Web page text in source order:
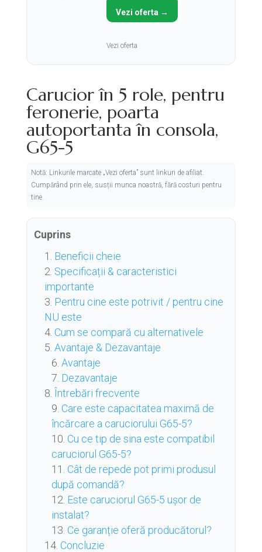
Vezi oferta →
Vezi oferta
Carucior în 5 role, pentru
feronerie, poarta
autoportanta în consola,
G65-5
Notă: Linkurile marcate „Vezi oferta” sunt linkuri de afiliat.
Cumpărând prin ele, susții munca noastră, fără costuri pentru
tine.
Cuprins
Beneficii cheie
Specificații & caracteristici
importante
Pentru cine este potrivit / pentru cine
NU este
Cum se compară cu alternativele
Avantaje & Dezavantaje
Avantaje
Dezavantaje
Întrebări frecvente
Care este capacitatea maximă de
încărcare a caruciorului G65-5?
Cu ce tip de sina este compatibil
caruciorul G65-5?
Cât de repede pot primi produsul
după comandă?
Este caruciorul G65-5 ușor de
instalat?
Ce garanție oferă producătorul?
Concluzie